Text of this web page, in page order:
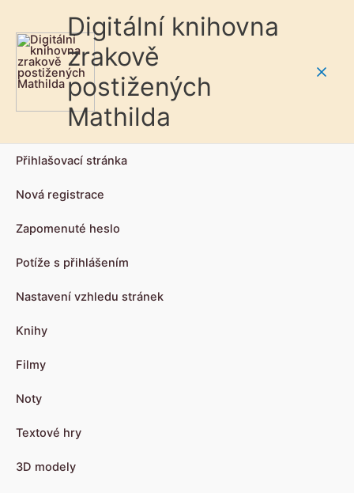
Digitální knihovna
zrakově
postižených
Mathilda
Přihlašovací stránka
Nová registrace
Zapomenuté heslo
Potíže s přihlášením
Nastavení vzhledu stránek
Knihy
Filmy
Noty
Textové hry
3D modely